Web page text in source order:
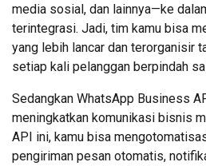
media sosial, dan lainnya—ke
terintegrasi. Jadi, tim kamu bisa
yang lebih lancar dan terorganisir
setiap kali pelanggan berpindah
Sedangkan WhatsApp Business
meningkatkan komunikasi bisnis
API ini, kamu bisa
pengiriman pesan otomatis,